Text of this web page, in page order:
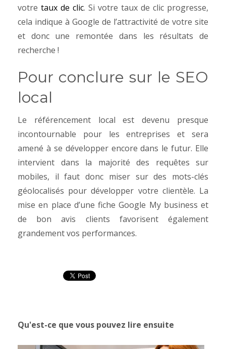
votre taux de clic. Si votre taux de clic progresse,
cela indique à Google de l’attractivité de votre site
et donc une remontée dans les résultats de
recherche !
Pour conclure sur le SEO
local
Le référencement local est devenu presque
incontournable pour les entreprises et sera
amené à se développer encore dans le futur. Elle
intervient dans la majorité des requêtes sur
mobiles, il faut donc miser sur des mots-clés
géolocalisés pour développer votre clientèle. La
mise en place d’une fiche Google My business et
de bon avis clients favorisent également
grandement vos performances.
Qu'est-ce que vous pouvez lire ensuite